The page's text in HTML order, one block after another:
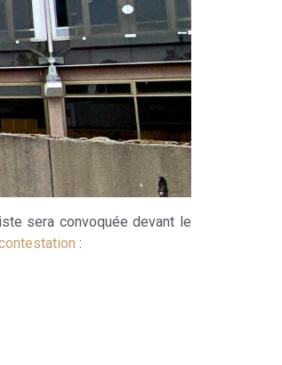
sera convoquée devant le
: